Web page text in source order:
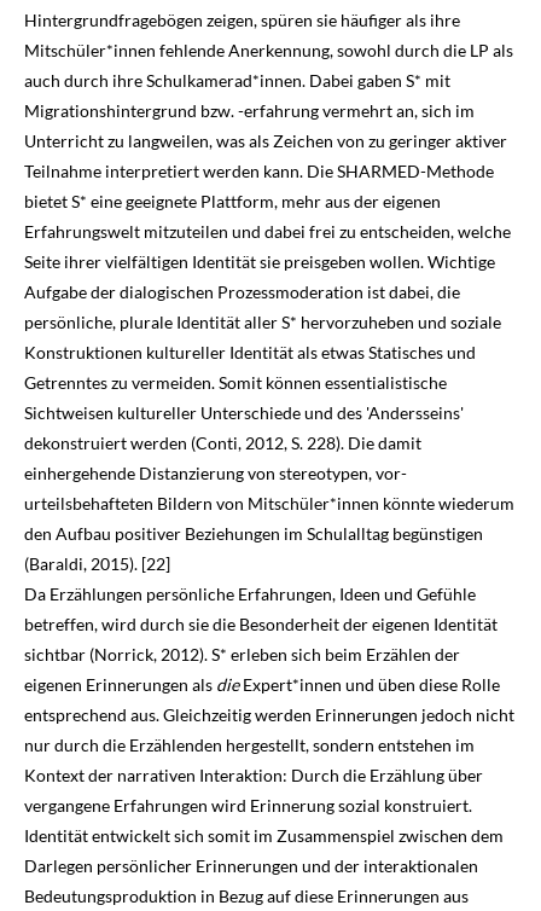
Hintergrundfragebögen zeigen, spüren sie häufiger als ihre
Mitschüler*innen fehlende Anerkennung, sowohl durch die LP als
auch durch ihre Schulkamerad*innen. Dabei gaben S* mit
Migrationshintergrund bzw. -erfahrung vermehrt an, sich im
Unterricht zu langweilen, was als Zeichen von zu geringer aktiver
Teilnahme interpretiert werden kann. Die SHARMED-Methode
bietet S* eine geeignete Plattform, mehr aus der eigenen
Erfahrungswelt mitzuteilen und dabei frei zu entscheiden, welche
Seite ihrer vielfältigen Identität sie preisgeben wollen. Wichtige
Aufgabe der dialogischen Prozessmoderation ist dabei, die
persönliche, plurale Identität aller S* hervorzuheben und soziale
Konstruktionen kultureller Identität als etwas Statisches und
Getrenntes zu vermeiden. Somit können essentialistische
Sichtweisen kultureller Unterschiede und des 'Andersseins'
dekonstruiert werden (Conti, 2012, S. 228). Die damit
einhergehende Distanzierung von stereotypen, vor­
urteilsbehafteten Bildern von Mitschüler*innen könnte wiederum
den Aufbau positiver Be­ziehungen im Schulalltag begünstigen
(Baraldi, 2015). [22]
Da Erzählungen persönliche Erfahrungen, Ideen und Gefühle
betreffen, wird durch sie die Besonderheit der eigenen Identität
sichtbar (Norrick, 2012). S* erleben sich beim Erzählen der
eigenen Erinnerungen als dieExpert*innen und üben diese Rolle
entsprechend aus. Gleichzeitig werden Erinnerungen jedoch nicht
nur durch die Erzählenden hergestellt, sondern entstehen im
Kontext der narrativen Interaktion: Durch die Erzählung über
vergangene Erfahrungen wird Erinnerung sozial konstruiert.
Identität entwickelt sich somit im Zusammen­spiel zwischen dem
Darlegen persönlicher Erinnerungen und der interaktionalen
Bedeutungs­produktion in Bezug auf diese Erinnerungen aus